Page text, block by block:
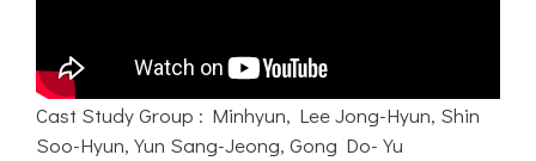
Cast Study Group : Minhyun, Lee Jong-Hyun, Shin
Soo-Hyun, Yun Sang-Jeong, Gong Do-Yu